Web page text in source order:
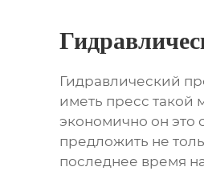
Гидравлический
иметь пресс такой
экономично он это
предложить не
последнее время